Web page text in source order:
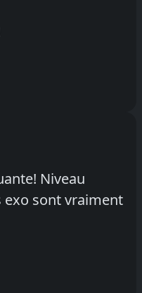
Niveau
exo sont vraiment